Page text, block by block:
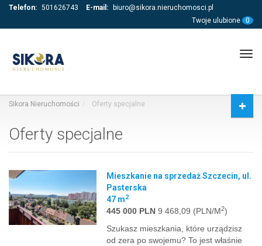
Telefon: 501626743 E-mail:
biuro@sikora.nieruchomosci.pl
Twoje ulubione
0
Sikora Nieruchomości Oferty specjalne
Oferty specjalne
Mieszkanie na sprzedaż Szczecin, ul.
Pasterska
47 m2
445 000 PLN 9 468,09 (PLN/M2)
Szukasz mieszkania, które urządzisz
od zera po swojemu? To jest właśnie